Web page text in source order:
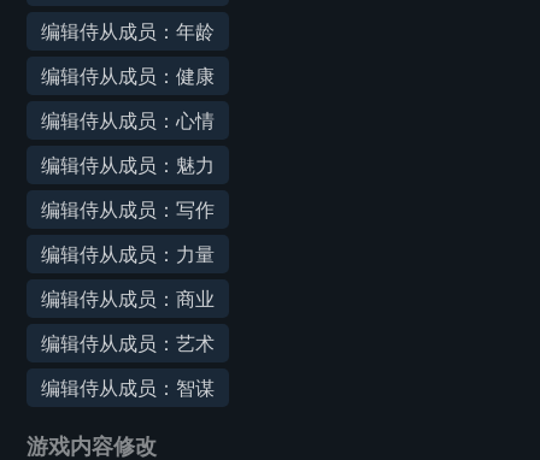
编辑侍从成员：年龄
编辑侍从成员：健康
编辑侍从成员：心情
编辑侍从成员：魅力
编辑侍从成员：写作
编辑侍从成员：力量
编辑侍从成员：商业
编辑侍从成员：艺术
编辑侍从成员：智谋
游戏内容修改